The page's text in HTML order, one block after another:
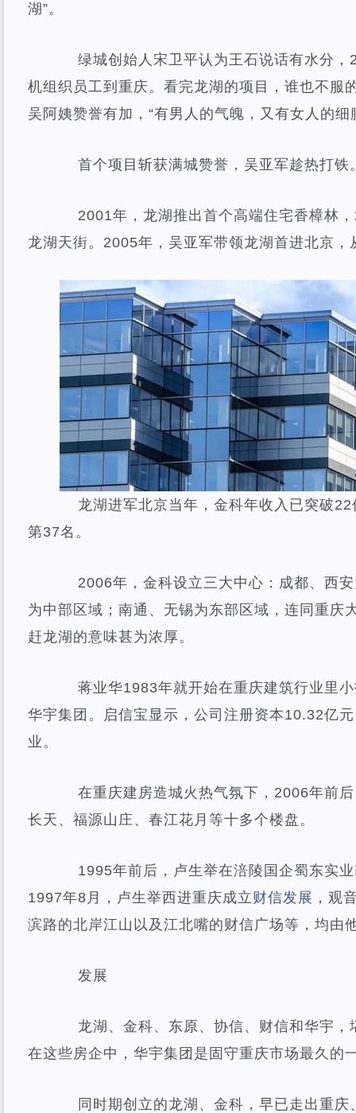
湖”。
绿城创始人宋卫平认为王石说话有水分，
机组织员工到重庆。看完龙湖的项目，谁也不服
吴阿姨赞誉有加，“有男人的气魄，又有女人的细
首个项目斩获满城赞誉，吴亚军趁热打铁
2001年，龙湖推出首个高端住宅香樟林，
龙湖天街。2005年，吴亚军带领龙湖首进北京，
龙湖进军北京当年，金科年收入已突破22
第37名。
2006年，金科设立三大中心：成都、西安
为中部区域；南通、无锡为东部区域，连同重庆
赶龙湖的意味甚为浓厚。
蒋业华1983年就开始在重庆建筑行业里小
华宇集团。启信宝显示，公司注册资本10.32亿
业。
在重庆建房造城火热气氛下，2006年前后
长天、福源山庄、春江花月等十多个楼盘。
1995年前后，卢生举在涪陵国企蜀东实业
1997年8月，卢生举西进重庆成立 财信发展 ，观
滨路的北岸江山以及江北嘴的财信广场等，均由
发展
龙湖、金科、东原、协信、财信和华宇，
在这些房企中，华宇集团是固守重庆市场最久的
同时期创立的龙湖、金科，早已走出重庆